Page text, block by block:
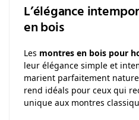
L’élégance
en bois
Les montres en bois pour
leur élégance simple et
marient parfaitement
rend idéals pour ceux qui
unique aux montres